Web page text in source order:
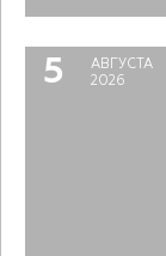
5
АВГУСТА
2026